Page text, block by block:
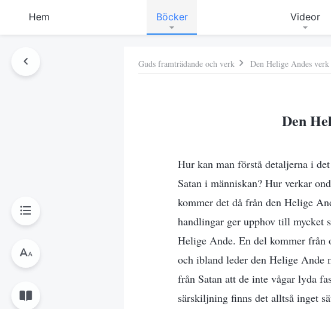
Hem Böcker Videor
Guds framträdande och verk Den Helige Andes verk
Den
Hur kan man förstå detaljerna i
Satan i människan? Hur verkar
kommer det då från den Helige
handlingar ger upphov till mycket
Helige Ande. En del kommer från
och ibland leder den Helige Ande
från Satan att de inte vågar lyda
särskiljning finns det alltså inget